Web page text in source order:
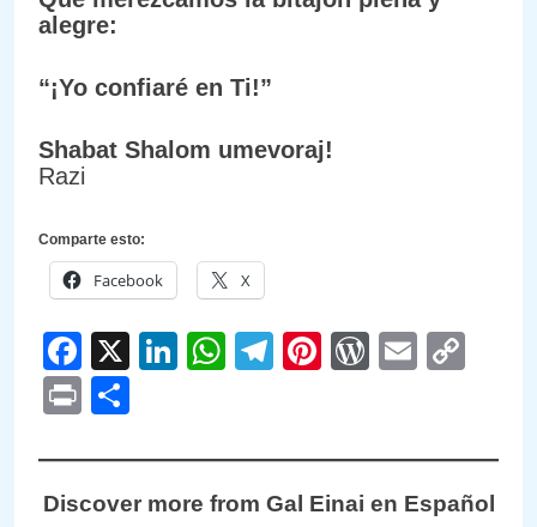
alegre:
“¡Yo confiaré en Ti!”
Shabat Shalom umevoraj!
Razi
Comparte esto:
Facebook X
Facebook
X LinkedIn
WhatsApp
Telegram
PinterestEmail
Print
Discover more from Gal Einai en Español